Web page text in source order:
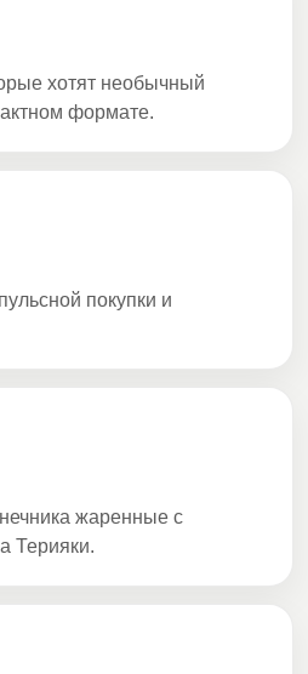
хотят необычный
формате.
покупки и
жаренные с
Терияки.